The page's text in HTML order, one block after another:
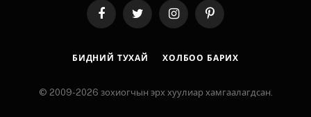
FacebookTwitter InstagramPinterest
БИДНИЙ ТУХАЙ ХОЛБОО БАРИХ
© 2009-2026 зохиогчын эрх хуулиар хамгаалагдсан.